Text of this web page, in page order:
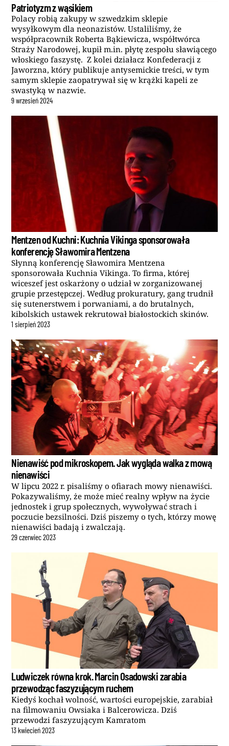
Patriotyzm z wąsikiem
Polacy robią zakupy w szwedzkim sklepie
wysyłkowym dla neonazistów. Ustaliliśmy, że
współpracownik Roberta Bąkiewicza, współtwórca
Straży Narodowej, kupił m.in. płytę zespołu sławiącego
włoskiego faszystę. Z kolei działacz Konfederacji z
Jaworzna, który publikuje antysemickie treści, w tym
samym sklepie zaopatrywał się w krążki kapeli ze
swastyką w nazwie.
9wrzesień2024
Mentzen od Kuchni: Kuchnia Vikinga sponsorowała
konferencję Sławomira Mentzena
Słynną konferencję Sławomira Mentzena
sponsorowała Kuchnia Vikinga. To firma, której
wiceszef jest oskarżony o udział w zorganizowanej
grupie przestępczej. Według prokuratury, gang trudnił
się sutenerstwem i porwaniami, a do brutalnych,
kibolskich ustawek rekrutował białostockich skinów.
1 sierpień2023
Nienawiść pod mikroskopem. Jak wygląda walka z mową
nienawiści
W lipcu 2022 r. pisaliśmy o ofiarach mowy nienawiści.
Pokazywaliśmy, że może mieć realny wpływ na życie
jednostek i grup społecznych, wywoływać strach i
poczucie bezsilności. Dziś piszemy o tych, którzy mowę
nienawiści badają i zwalczają.
29czerwiec2023
Ludwiczek równa krok. Marcin Osadowski zarabia
przewodząc faszyzującym ruchem
Kiedyś kochał wolność, wartości europejskie, zarabiał
na filmowaniu Owsiaka i Balcerowicza. Dziś
przewodzi faszyzującym Kamratom
13 kwiecień2023